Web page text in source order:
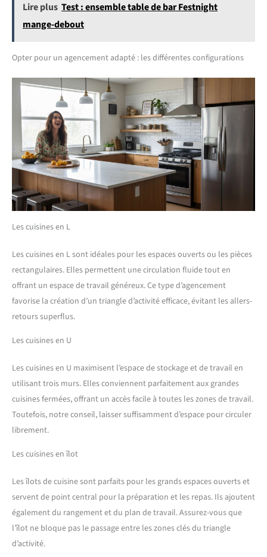
Lire plus Test : ensemble table de bar Festnight
mange-debout
Opter pour un agencement adapté : les différentes configurations
Les cuisines en L
Les cuisines en L sont idéales pour les espaces ouverts ou les pièces
rectangulaires. Elles permettent une circulation fluide tout en
offrant un espace de travail généreux. Ce type d’agencement
favorise la création d’un triangle d’activité efficace, évitant les allers-
retours superflus.
Les cuisines en U
Les cuisines en U maximisent l’espace de stockage et de travail en
utilisant trois murs. Elles conviennent parfaitement aux grandes
cuisines fermées, offrant un accès facile à toutes les zones de travail.
Toutefois, notre conseil, laisser suffisamment d’espace pour circuler
librement.
Les cuisines en îlot
Les îlots de cuisine sont parfaits pour les grands espaces ouverts et
servent de point central pour la préparation et les repas. Ils ajoutent
également du rangement et du plan de travail. Assurez-vous que
l’îlot ne bloque pas le passage entre les zones clés du triangle
d’activité.